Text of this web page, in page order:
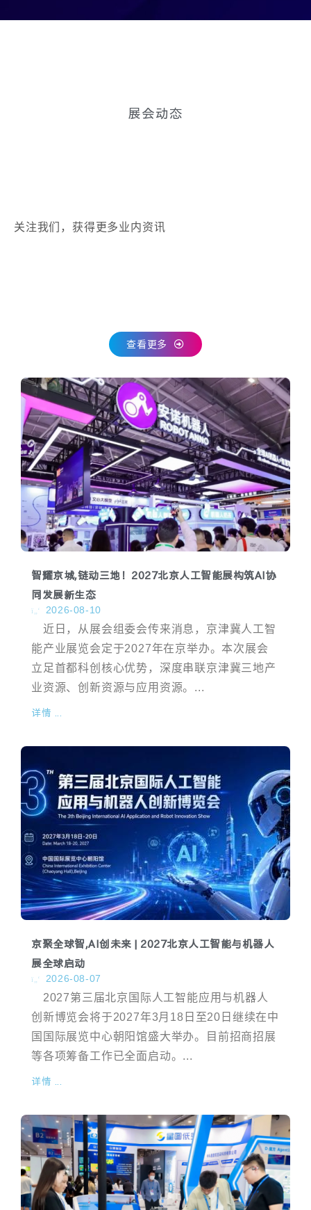
展会动态
关注我们，获得更多业内资讯
查看更多
智耀京城,链动三地！2027北京人工智能展构筑AI协
同发展新生态
2026-08-10
近日，从展会组委会传来消息，京津冀人工智
能产业展览会定于2027年在京举办。本次展会
立足首都科创核心优势，深度串联京津冀三地产
业资源、创新资源与应用资源。...
详情 ...
京聚全球智,AI创未来 | 2027北京人工智能与机器人
展全球启动
2026-08-07
2027第三届北京国际人工智能应用与机器人
创新博览会将于2027年3月18日至20日继续在中
国国际展览中心朝阳馆盛大举办。目前招商招展
等各项筹备工作已全面启动。...
详情 ...